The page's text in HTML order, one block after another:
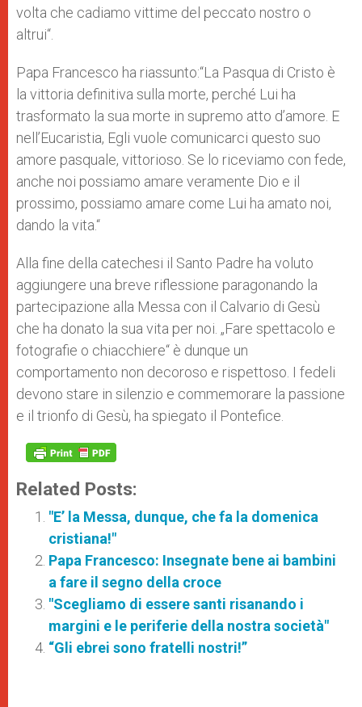
volta che cadiamo vittime del peccato nostro o
altrui“.
Papa Francesco ha riassunto:“La Pasqua di Cristo è
la vittoria definitiva sulla morte, perché Lui ha
trasformato la sua morte in supremo atto d’amore. E
nell’Eucaristia, Egli vuole comunicarci questo suo
amore pasquale, vittorioso. Se lo riceviamo con fede,
anche noi possiamo amare veramente Dio e il
prossimo, possiamo amare come Lui ha amato noi,
dando la vita.“
Alla fine della catechesi il Santo Padre ha voluto
aggiungere una breve riflessione paragonando la
partecipazione alla Messa con il Calvario di Gesù
che ha donato la sua vita per noi. „Fare spettacolo e
fotografie o chiacchiere“ è dunque un
comportamento non decoroso e rispettoso. I fedeli
devono stare in silenzio e commemorare la passione
e il trionfo di Gesù, ha spiegato il Pontefice.
Related Posts:
"E’ la Messa, dunque, che fa la domenica
cristiana!"
Papa Francesco: Insegnate bene ai bambini
a fare il segno della croce
"Scegliamo di essere santi risanando i
margini e le periferie della nostra società"
“Gli ebrei sono fratelli nostri!”